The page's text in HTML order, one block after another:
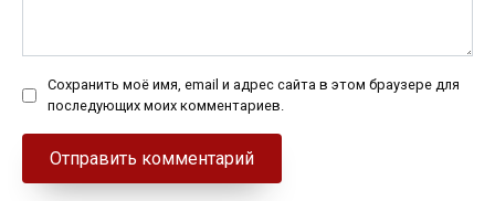
Сохранить моё имя, email и адрес сайта в этом браузере для
последующих моих комментариев.